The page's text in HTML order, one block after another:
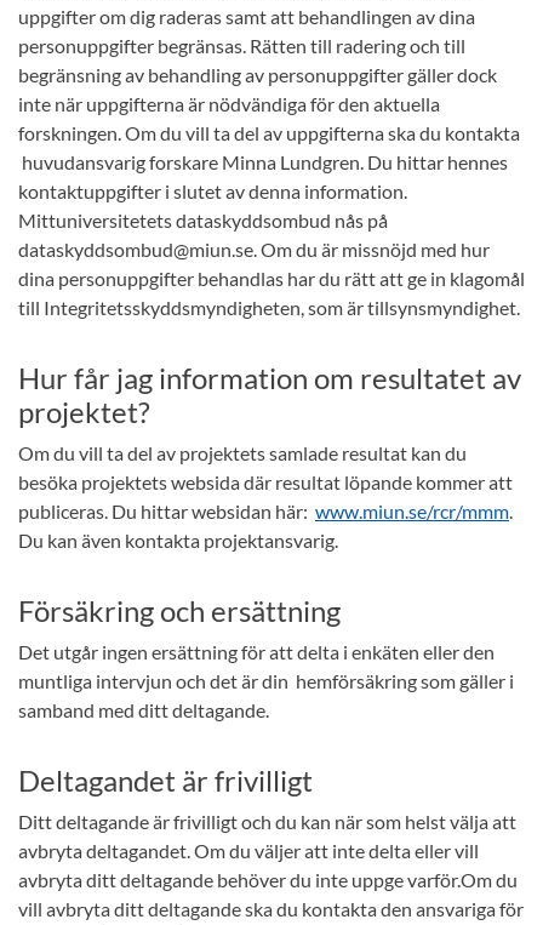
uppgifter om dig raderas samt att behandlingen av dina
personuppgifter begränsas. Rätten till radering och till
begränsning av behandling av personuppgifter gäller dock
inte när uppgifterna är nödvändiga för den aktuella
forskningen. Om du vill ta del av uppgifterna ska du kontakta
huvudansvarig forskare Minna Lundgren. Du hittar hennes
kontaktuppgifter i slutet av denna information.
Mittuniversitetets dataskyddsombud nås på
dataskyddsombud@miun.se. Om du är missnöjd med hur
dina personuppgifter behandlas har du rätt att ge in klagomål
till Integritetsskyddsmyndigheten, som är tillsynsmyndighet.
Hur får jag information om resultatet av
projektet?
Om du vill ta del av projektets samlade resultat kan du
besöka projektets websida där resultat löpande kommer att
publiceras. Du hittar websidan här: www.miun.se/rcr/mmm.
Du kan även kontakta projektansvarig.
Försäkring och ersättning
Det utgår ingen ersättning för att delta i enkäten eller den
muntliga intervjun och det är din hemförsäkring som gäller i
samband med ditt deltagande.
Deltagandet är frivilligt
Ditt deltagande är frivilligt och du kan när som helst välja att
avbryta deltagandet. Om du väljer att inte delta eller vill
avbryta ditt deltagande behöver du inte uppge varför.Om du
vill avbryta ditt deltagande ska du kontakta den ansvariga för